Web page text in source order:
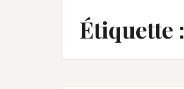
Étiquette :